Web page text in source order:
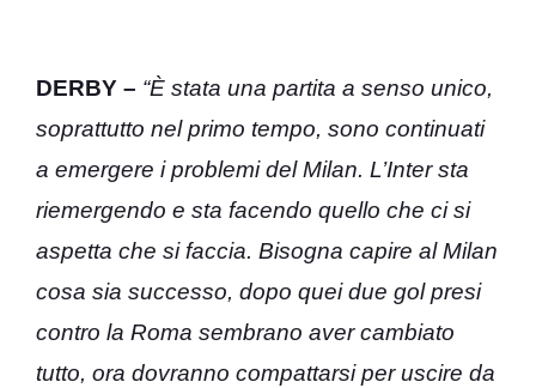
DERBY – “È stata una partita a senso unico,
soprattutto nel primo tempo, sono continuati
a emergere i problemi del Milan. L’Inter sta
riemergendo e sta facendo quello che ci si
aspetta che si faccia. Bisogna capire al Milan
cosa sia successo, dopo quei due gol presi
contro la Roma sembrano aver cambiato
tutto, ora dovranno compattarsi per uscire da